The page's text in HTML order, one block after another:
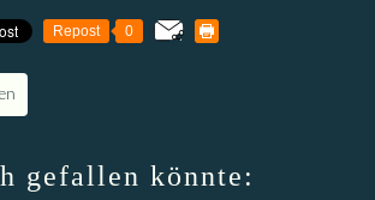
Repost 0
gefallen könnte: